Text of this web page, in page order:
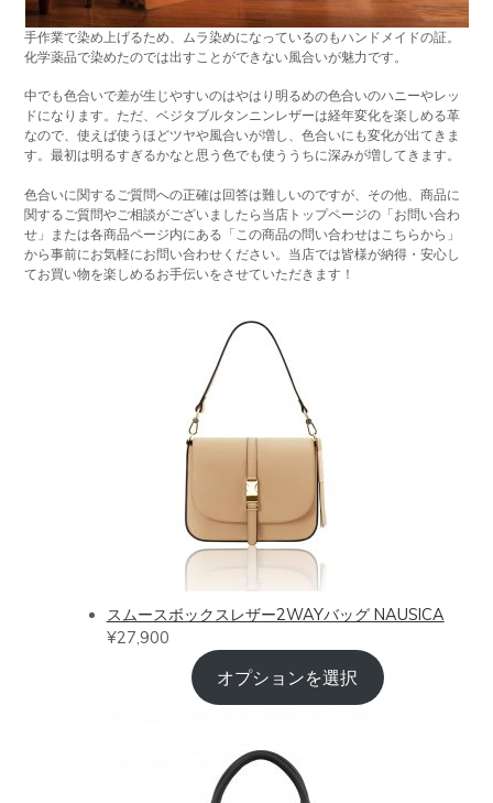
手作業で染め上げるため、ムラ染めになっているのもハンドメイドの証。
化学薬品で染めたのでは出すことができない風合いが魅力です。
中でも色合いで差が生じやすいのはやはり明るめの色合いのハニーやレッ
ドになります。ただ、ベジタブルタンニンレザーは経年変化を楽しめる革
なので、使えば使うほどツヤや風合いが増し、色合いにも変化が出てきま
す。最初は明るすぎるかなと思う色でも使ううちに深みが増してきます。
色合いに関するご質問への正確は回答は難しいのですが、その他、商品に
関するご質問やご相談がございましたら当店トップページの「お問い合わ
せ」または各商品ページ内にある「この商品の問い合わせはこちらから」
から事前にお気軽にお問い合わせください。当店では皆様が納得・安心し
てお買い物を楽しめるお手伝いをさせていただきます！
スムースボックスレザー2WAYバッグ NAUSICA
¥27,900
オプションを選択